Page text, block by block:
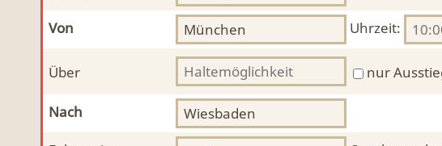
Von Uhrzeit:
Über nur
Nach